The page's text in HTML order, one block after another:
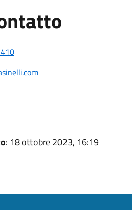
: 18 ottobre 2023, 16:19